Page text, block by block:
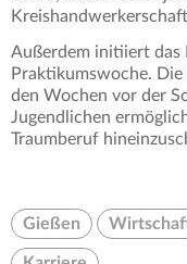
Außerdem initiiert das
Praktikumswoche.
den Wochen vor der
Jugendlichen
Traumberuf
Gießen